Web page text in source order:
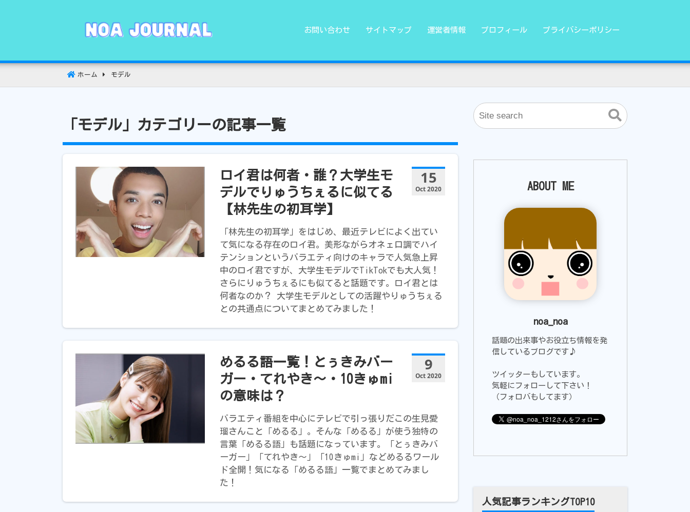
ツ
移
お問い合わせ サイトマップ 運営者情報 プロフィール プライバシーポリシー
ホーム モデル
「モデル」カテゴリーの記事一覧
15
Oct 2020
ロイ君は何者・誰？大学生モ
デルでりゅうちぇるに似てる
【林先生の初耳学】
「林先生の初耳学」をはじめ、最近テレビによく出てい
て気になる存在のロイ君。美形ながらオネェ口調でハイ
テンションというバラエティ向けのキャラで人気急上昇
中のロイ君ですが、大学生モデルでTikTokでも大人気！
さらにりゅうちぇるにも似てると話題です。ロイ君とは
何者なのか？ 大学生モデルとしての活躍やりゅうちぇる
との共通点についてまとめてみました！
9
Oct 2020
めるる語一覧！とぅきみバー
ガー・てれやき～・10きゅmi
の意味は？
バラエティ番組を中心にテレビで引っ張りだこの生見愛
瑠さんこと「めるる」。そんな「めるる」が使う独特の
言葉「めるる語」も話題になっています。「とぅきみバ
ーガー」「てれやき～」「10きゅmi」などめるるワール
ド全開！気になる「めるる語」一覧でまとめてみまし
た！
ABOUT ME
noa_noa
話題の出来事やお役立ち情報を発
信しているブログです♪
ツイッターもしています。
気軽にフォローして下さい！
（フォロバもしてます）
人気記事ランキングTOP10